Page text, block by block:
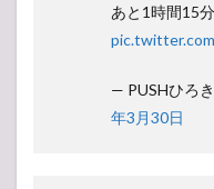
あと1時間15分
— PUSHひろ
年3月30日